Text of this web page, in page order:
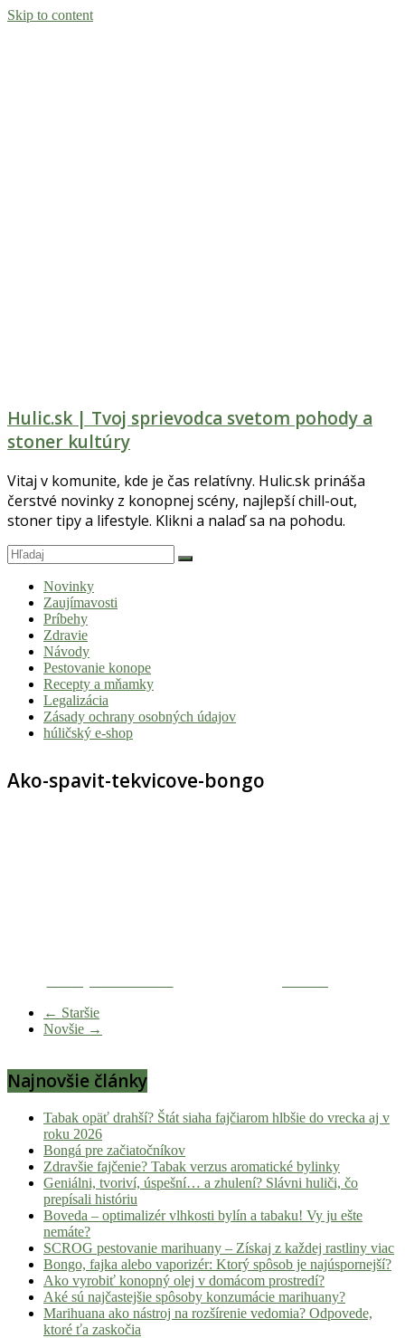
Skip to content
Hulic.sk | Tvoj sprievodca svetom pohody a
stoner kultúry
Vitaj v komunite, kde je čas relatívny. Hulic.sk prináša
čerstvé novinky z konopnej scény, najlepší chill-out,
stoner tipy a lifestyle. Klikni a nalaď sa na pohodu.
Novinky
Zaujímavosti
Príbehy
Zdravie
Návody
Pestovanie konope
Recepty a mňamky
Legalizácia
Zásady ochrany osobných údajov
húličský e-shop
Ako-spavit-tekvicove-bongo
← Staršie
Novšie →
Najnovšie články
Tabak opäť drahší? Štát siaha fajčiarom hlbšie do vrecka aj v
roku 2026
Bongá pre začiatočníkov
Zdravšie fajčenie? Tabak verzus aromatické bylinky
Geniálni, tvoriví, úspešní… a zhulení? Slávni huliči, čo
prepísali históriu
Boveda – optimalizér vlhkosti bylín a tabaku! Vy ju ešte
nemáte?
SCROG pestovanie marihuany – Získaj z každej rastliny viac
Bongo, fajka alebo vaporizér: Ktorý spôsob je najúspornejší?
Ako vyrobiť konopný olej v domácom prostredí?
Aké sú najčastejšie spôsoby konzumácie marihuany?
Marihuana ako nástroj na rozšírenie vedomia? Odpovede,
ktoré ťa zaskočia